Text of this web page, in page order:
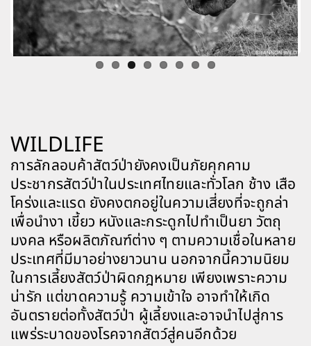
WILDLIFE
การลักลอบค้าสัตว์ป่ายังคงเป็นภัยคุกคาม
ประชากรสัตว์ป่าในประเทศไทยและทั่วโลก ช้าง เสือ
โคร่งและแรด ยังคงตกอยู่ในความเสี่ยงที่จะถูกล่า
เพื่อนำงา เขี้ยว หนังและกระดูกไปทำเป็นยา วัตถุ
มงคล หรือผลิตภัณฑ์ต่าง ๆ ตามความเชื่อในหลาย
ประเทศที่มีมาอย่างยาวนาน นอกจากนี้ความนิยม
ในการเลี้ยงสัตว์ป่าผิดกฎหมาย เพียงเพราะความ
น่ารัก แต่ขาดความรู้ ความเข้าใจ อาจทำให้เกิด
อันตรายต่อทั้งสัตว์ป่า ผู้เลี้ยงและอาจนำไปสู่การ
แพร่ระบาดของโรคจากสัตว์สู่คนอีกด้วย